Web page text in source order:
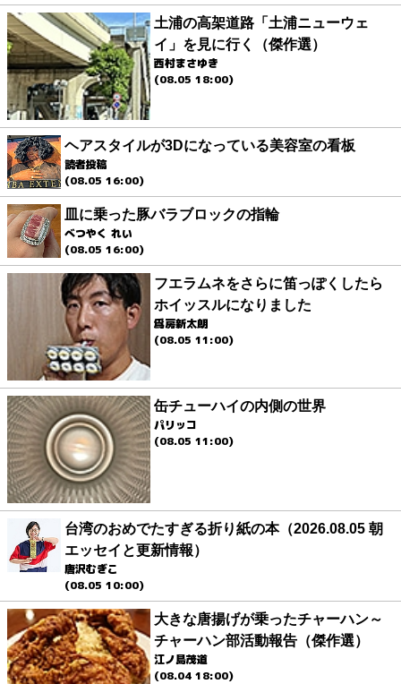
土浦の高架道路「土浦ニューウェ
イ」を見に行く（傑作選）
西村まさゆき
(08.05 18:00)
ヘアスタイルが3Dになっている美容室の看板
読者投稿
(08.05 16:00)
皿に乗った豚バラブロックの指輪
べつやく れい
(08.05 16:00)
フエラムネをさらに笛っぽくしたら
ホイッスルになりました
爲房新太朗
(08.05 11:00)
缶チューハイの内側の世界
パリッコ
(08.05 11:00)
台湾のおめでたすぎる折り紙の本（2026.08.05 朝
エッセイと更新情報）
唐沢むぎこ
(08.05 10:00)
大きな唐揚げが乗ったチャーハン～
チャーハン部活動報告（傑作選）
江ノ島茂道
(08.04 18:00)